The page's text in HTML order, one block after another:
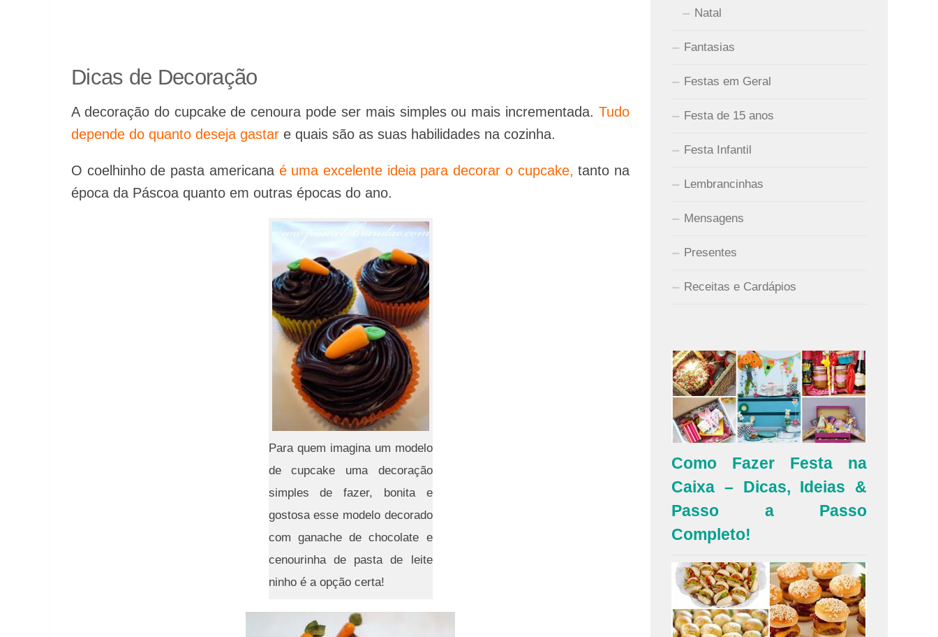
Dicas de Decoração
A decoração do cupcake de cenoura pode ser mais simples ou mais incrementada. Tudo
depende do quanto deseja gastar e quais são as suas habilidades na cozinha.
O coelhinho de pasta americana é uma excelente ideia para decorar o cupcake, tanto na
época da Páscoa quanto em outras épocas do ano.
Para quem imagina um modelo
de cupcake uma decoração
simples de fazer, bonita e
gostosa esse modelo decorado
com ganache de chocolate e
cenourinha de pasta de leite
ninho é a opção certa!
Natal
Fantasias
Festas em Geral
Festa de 15 anos
Festa Infantil
Lembrancinhas
Mensagens
Presentes
Receitas e Cardápios
Como Fazer Festa na
Caixa – Dicas, Ideias &
Passo a Passo
Completo!